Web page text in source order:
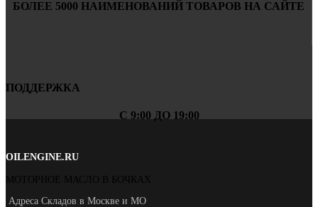
БОЛЕЕ 5000 НАИМЕНОВАНИЙ ТОВАРОВ НА САЙТЕ
ПОДДЕРЖКА
С 9:00 ДО 19:00
OILENGINE.RU
МОТОРНОЕ МАСЛО В БОЧКАХ
Адреса Складов в Москве и МО